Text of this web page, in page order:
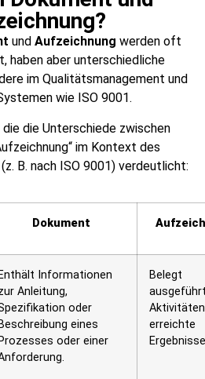
und Aufzeichnung werden oft
haben aber unterschiedliche
im Qualitätsmanagement und
wie ISO 9001.
die Unterschiede zwischen
im Kontext des
B. nach ISO 9001) verdeutlicht:
Dokument
Enthält Informationen
Anleitung,
oder
Beschreibung eines
Prozesses oder einer
Belegt
erreichte